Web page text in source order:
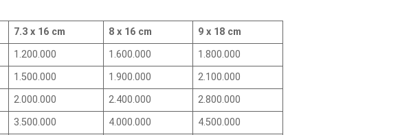
7.3 x 16 cm 8 x 16 cm
9 x 18 cm
1.200.000 1.600.000
1.800.000
1.500.000 1.900.000
2.100.000
2.000.000 2.400.000
2.800.000
3.500.000 4.000.000
4.500.000